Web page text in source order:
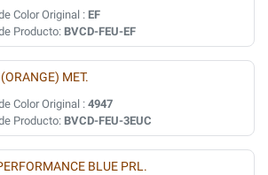
Color Original : EF
Producto: BVCD-FEU-EF
MET.
Color Original : 4947
Producto: BVCD-FEU-3EUC
BLUE PRL.